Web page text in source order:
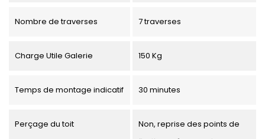
Nombre de traverses 7 traverses
Charge Utile Galerie 150 Kg
Temps de montage indicatif 30 minutes
Perçage du toit
Non, reprise des points de